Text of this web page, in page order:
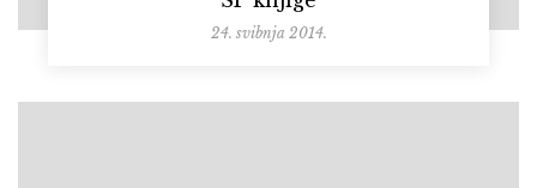
24. svibnja 2014.